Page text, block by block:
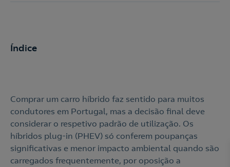
Comprar um carro híbrido faz sentido para muitos
condutores em Portugal, mas a decisão final deve
considerar o respetivo padrão de utilização. Os
híbridos plug-in (PHEV) só conferem poupanças
significativas e menor impacto ambiental quando são
carregados frequentemente, por oposição a
Índice